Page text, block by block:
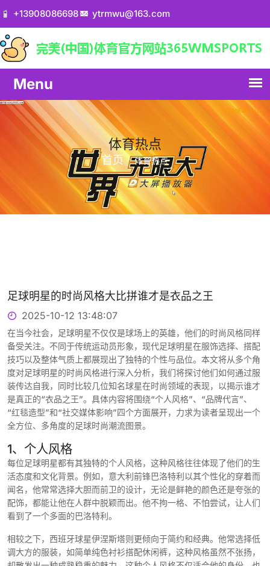
+13908086698 ytrmwu@163.com
体育热点
首页 体育热点
足球明星的时尚风格大比拼谁才是衣品之王
2025-10-12 13:48:07
在当今社会，足球明星不仅仅是球场上的英雄，他们的时尚风格同样
备受关注。不同于传统运动员形象，现代足球明星在服饰选择、搭配
技巧以及整体气质上都展现出了独特的个性与品位。本文将从多个角
度对足球明星的时尚风格进行深入分析，我们将探讨他们如何通过服
装传达自我，同时比较几位知名球星在时尚领域的表现，以揭示谁才
是真正的“衣品之王”。具体内容将围绕“个人风格”、“品牌代言”、
“红毯造型”和“社交媒体影响”四个方面展开，力求为读者呈现出一个
全方位、多角度的足球时尚潮流图景。
1、个人风格
每位足球明星都有其独特的个人风格，这种风格往往体现了他们的生
活态度和文化背景。例如，意大利前锋巴洛特利以其个性化的穿着而
闻名，他常常选择大胆而前卫的设计，无论是鲜艳的颜色还是夸张的
配饰，都能让他在人群中脱颖而出。他不拘一格、不怕尝试，让人们
看到了一个多面的巴洛特利。
相较之下，西班牙球星伊涅斯塔则更倾向于简约和经典。他常选择低
调大方的服装，如简单纯色衬衫搭配休闲裤，这种风格虽然不张扬，